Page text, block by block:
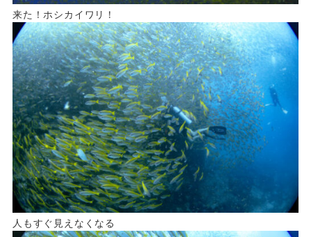
来た！ホシカイワリ！
人もすぐ見えなくなる